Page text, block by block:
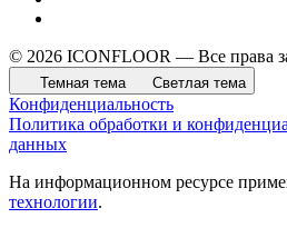
© 2026 ICONFLOOR — Все права
Темная тема Светлая тема
Конфиденциальность
Политика обработки и
данных
На информационном ресурсе
технологии.